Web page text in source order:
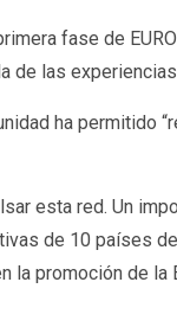
fase de
de las
ha permitido
esta red. Un
de 10 países
la promoción de